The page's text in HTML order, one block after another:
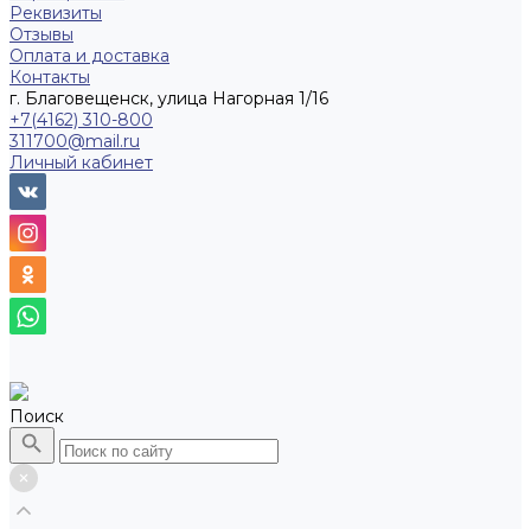
Реквизиты
Отзывы
Оплата и доставка
Контакты
г. Благовещенск, улица Нагорная 1/16
+7(4162) 310-800
311700@mail.ru
Личный кабинет
Поиск